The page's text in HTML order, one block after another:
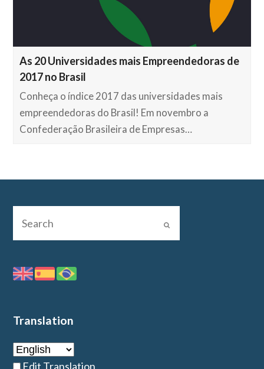
As 20 Universidades mais Empreendedoras de
2017 no Brasil
Conheça o índice 2017 das universidades mais
empreendedoras do Brasil! Em novembro a
Confederação Brasileira de Empresas…
Translation
Edit Translation